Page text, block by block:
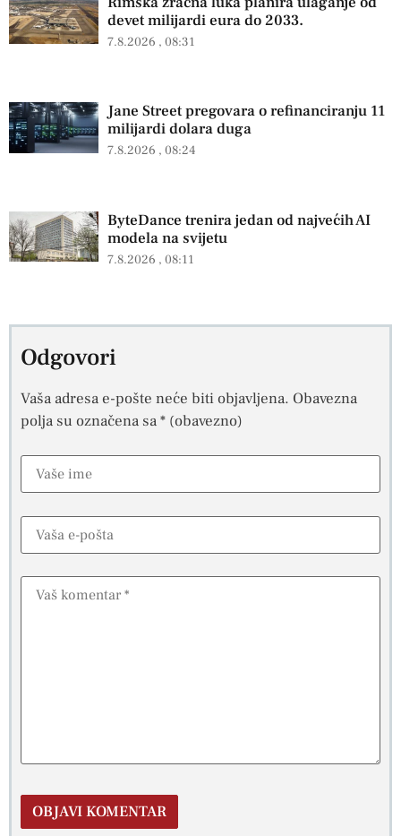
devet milijardi eura do 2033.
7.8.2026 08:31
Jane Street pregovara o refinanciranju 11
milijardi dolara duga
7.8.2026 08:24
ByteDance trenira jedan od najvećih AI
modela na svijetu
7.8.2026 08:11
Odgovori
Vaša adresa e-pošte neće biti objavljena. Obavezna
polja su označena sa* (obavezno)